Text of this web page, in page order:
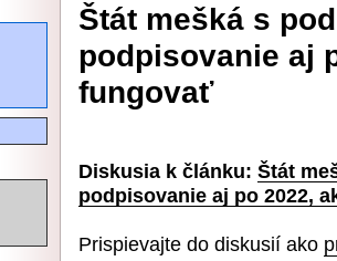
Štát mešká s
podpisovanie aj
fungovať
Diskusia k článku: Štát
podpisovanie aj po 2022,
Prispievajte do diskusií ako